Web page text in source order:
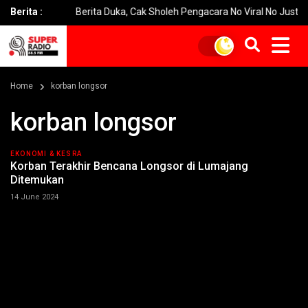
Berita :Berita Duka, Cak Sholeh Pengacara No Viral No Justice
Home korban longsor
korban longsor
EKONOMI & KESRA
Korban Terakhir Bencana Longsor di Lumajang
Ditemukan
14 June 2024